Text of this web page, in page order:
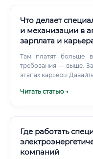
Что делает
и механизации в
зарплата и
Там платят больше
требования — выше.
этапах карьеры
Читать статью →
Где работать
компаний